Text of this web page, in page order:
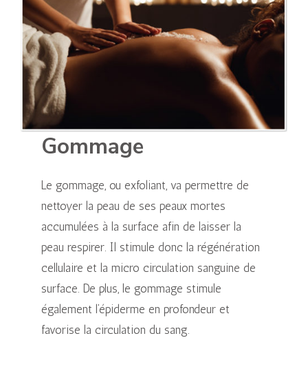
Gommage
Le gommage, ou exfoliant, va permettre de
nettoyer la peau de ses peaux mortes
accumulées à la surface afin de laisser la
peau respirer. Il stimule donc la régénération
cellulaire et la micro circulation sanguine de
surface. De plus, le gommage stimule
également l’épiderme en profondeur et
favorise la circulation du sang.